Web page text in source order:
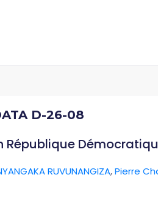
D-26-08
RUVUNANGIZA,Pierre